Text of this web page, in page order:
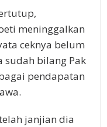
meninggalkan
ceknya belum
sudah bilang Pak
pendapatan
janjian dia